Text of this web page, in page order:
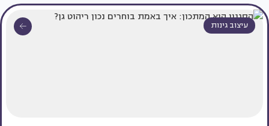
עיצוב גינות